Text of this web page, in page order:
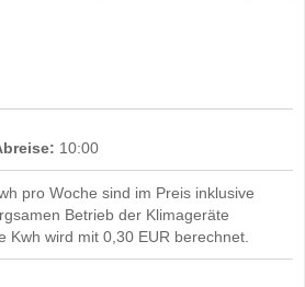
10:00
pro Woche sind im Preis inklusive
Betrieb der Klimageräte
Kwh wird mit 0,30 EUR berechnet.